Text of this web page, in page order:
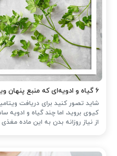
۶ گیاه و ادویه‌ای که منبع پنهان ویتامین C هستند
کیوی بروید، اما چند گیاه و ادویه
از نیاز روزانه بدن به این ماده